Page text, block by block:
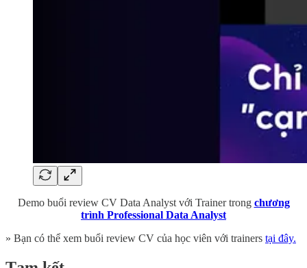
Demo buổi review CV Data Analyst với Trainer trong chương
trình Professional Data Analyst
» Bạn có thể xem buổi review CV của học viên với trainers tại đây.